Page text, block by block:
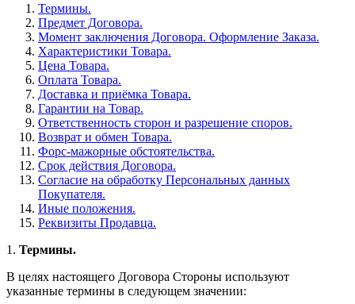
Термины.
Предмет Договора.
Момент заключения Договора. Оформление Заказа.
Характеристики Товара.
Цена Товара.
Оплата Товара.
Доставка и приёмка Товара.
Гарантии на Товар.
Ответственность сторон и разрешение споров.
Возврат и обмен Товара.
Форс-мажорные обстоятельства.
Срок действия Договора.
Согласие на обработку Персональных данных
Покупателя.
Иные положения.
Реквизиты Продавца.
1. Термины.
В целях настоящего Договора Стороны используют
указанные термины в следующем значении: